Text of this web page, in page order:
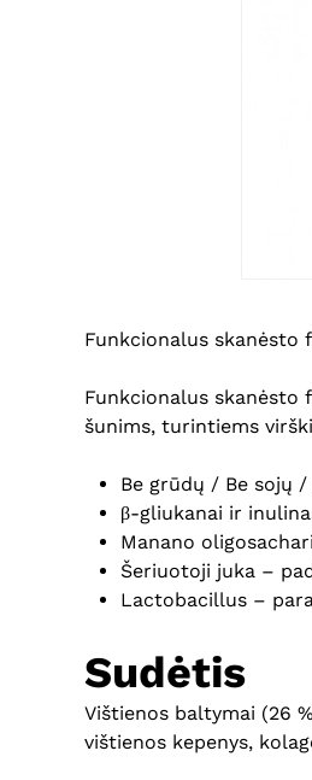
Funkcionalus skanėsto
Funkcionalus skanėsto
šunims, turintiems
Be grūdų / Be sojų /
β-gliukanai ir
Manano
Šeriuotoji juka –
Lactobacillus –
Sudėtis
Vištienos baltymai (26
vištienos kepenys,